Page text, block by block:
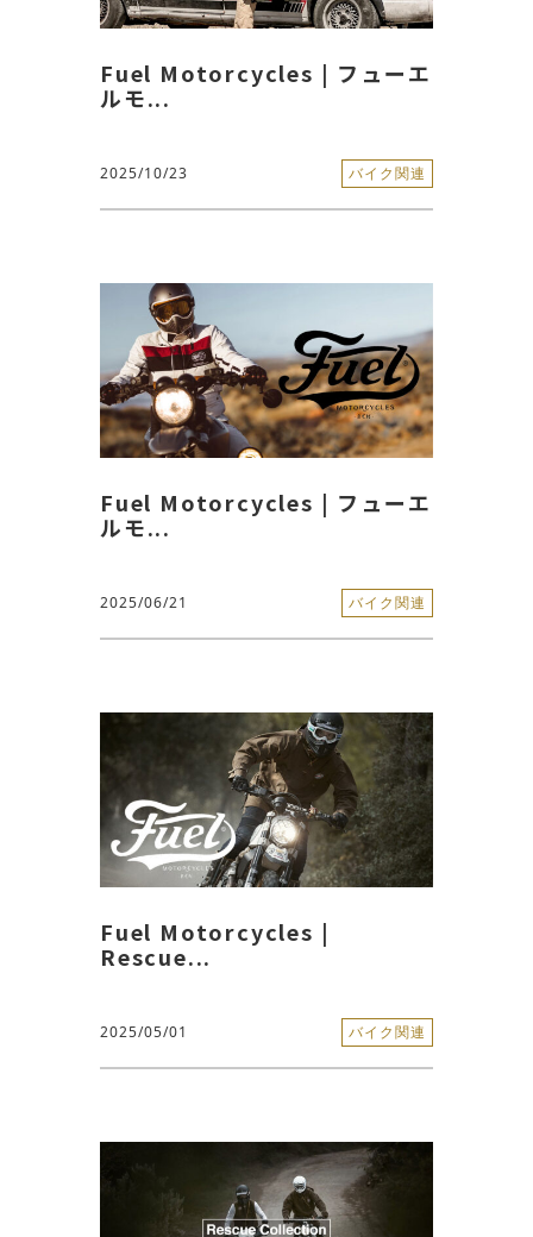
Fuel Motorcycles | フューエ
ルモ...
2025/10/23 バイク関連
Fuel Motorcycles | フューエ
ルモ...
2025/06/21 バイク関連
Fuel Motorcycles |
Rescue...
2025/05/01 バイク関連